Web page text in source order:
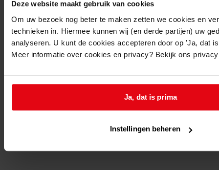
Deze website maakt gebruik van cookies
Om uw bezoek nog beter te maken zetten we cookies en
technieken in. Hiermee kunnen wij (en derde partijen) uw
analyseren. U kunt de cookies accepteren door op 'Ja, dat
Meer informatie over cookies en privacy? Bekijk ons
Ja, dat is prima
Instellingen beheren
Beschrijving:
Verbouw uitbreiding bedrijfspand
Datum vergunning:
04-09-1990